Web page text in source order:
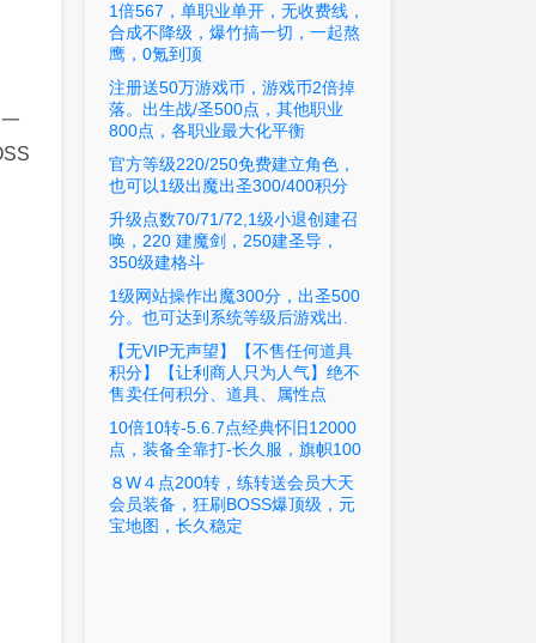
1倍567，单职业单开，无收费线，
合成不降级，爆竹搞一切，一起熬
鹰，0氪到顶
注册送50万游戏币，游戏币2倍掉
落。出生战/圣500点，其他职业
800点，各职业最大化平衡
官方等级220/250免费建立角色，
也可以1级出魔出圣300/400积分
升级点数70/71/72,1级小退创建召
唤，220 建魔剑，250建圣导，
350级建格斗
1级网站操作出魔300分，出圣500
分。也可达到系统等级后游戏出.
【无VIP无声望】【不售任何道具
积分】【让利商人只为人气】绝不
售卖任何积分、道具、属性点
10倍10转-5.6.7点经典怀旧12000
点，装备全靠打-长久服，旗帜100
８W４点200转，练转送会员大天
会员装备，狂刷BOSS爆顶级，元
宝地图，长久稳定